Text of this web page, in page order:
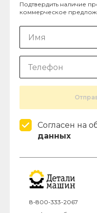
Подтвердить наличие
коммерческое
Согласен на
данных
8-800-333-2067